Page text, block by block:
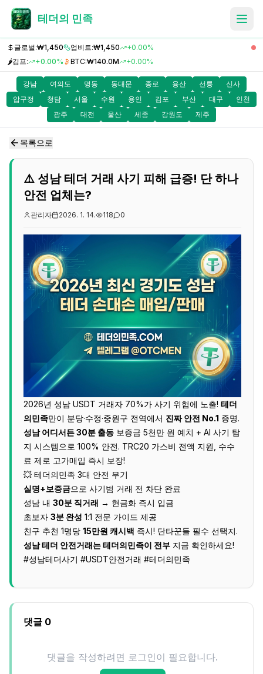
테더의 민족
글로벌:₩1,450 업비트:₩1,450
+0.00%
🌶️김프: +0.00% BTC:₩140.0M +0.00%
강남 여의도 명동 동대문 종로 용산 선릉
신사
압구정
청담 서울 수원 용인 김포 부산 대구
인천
광주
대전 울산 세종 강원도 제주
목록으로
⚠️ 성남 테더 거래 사기 피해 급증! 단 하나
안전 업체는?
관리자 2026. 1. 14. 118 0
2026년 성남 USDT 거래자 70%가 사기 위험에 노출! 테더
의민족만이 분당·수정·중원구 전역에서 진짜 안전 No.1 증명.​
성남 어디서든 30분 출동 보증금 5천만 원 예치 + AI 사기 탐
지 시스템으로 100% 안전. TRC20 가스비 전액 지원, 수수
료 제로 고가매입 즉시 보장!
💥 테더의민족 3대 안전 무기
실명+보증금으로 사기범 거래 전 차단 완료
성남 내 30분 직거래 → 현금화 즉시 입금
초보자 3분 완성 1:1 전문 가이드 제공
친구 추천 1명당 15만원 캐시백 즉시! 단타꾼들 필수 선택지.
성남 테더 안전거래는 테더의민족이 전부 지금 확인하세요!
#성남테더사기 #USDT안전거래 #테더의민족​
댓글 0
댓글을 작성하려면 로그인이 필요합니다.